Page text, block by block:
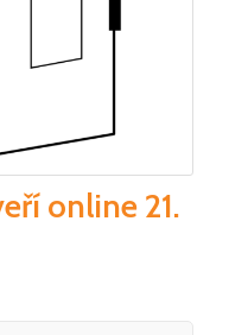
online 21.